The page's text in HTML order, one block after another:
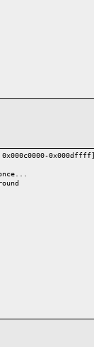
0x000dffff]